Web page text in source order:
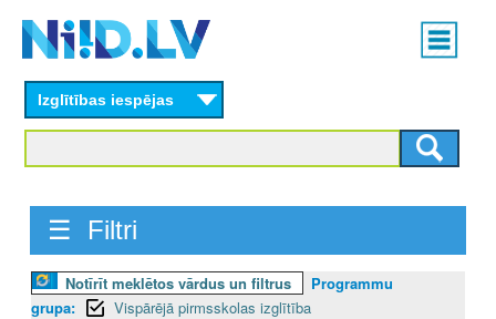
content
Main
menu
Izglītības iespējas
☰ Filtri
Notīrīt meklētos vārdus un filtrus
Programmu
grupa:
Vispārējā pirmsskolas izglītība